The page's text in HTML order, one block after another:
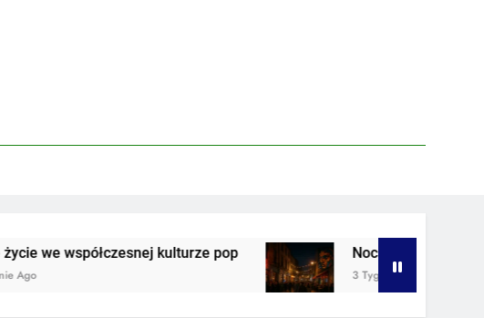
kulturze pop Nocne życie w strefie
3 Tygodnie Ago